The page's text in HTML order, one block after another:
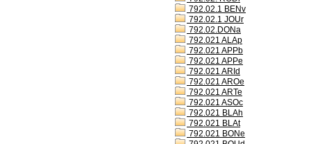
792.02.1 BENv
792.02.1 JOUr
792.02.DONa
792.021 ALAp
792.021 APPb
792.021 APPe
792.021 ARId
792.021 AROe
792.021 ARTe
792.021 ASOc
792.021 BLAh
792.021 BLAt
792.021 BONe